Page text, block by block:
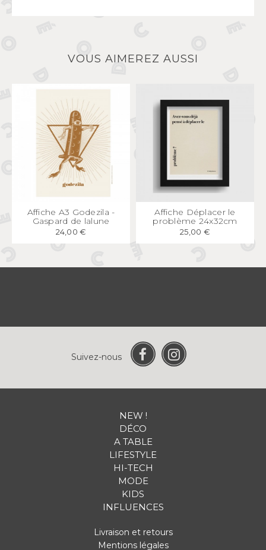
VOUS AIMEREZ AUSSI
APERÇU RAPIDE
Affiche A3 Godezila -
Gaspard de lalune
24,00 €
APERÇU RAPIDE
Affiche Déplacer le
problème 24x32cm
25,00 €
Suivez-nous
NEW !
DÉCO
A TABLE
LIFESTYLE
HI-TECH
MODE
KIDS
INFLUENCES
Livraison et retours
Mentions légales